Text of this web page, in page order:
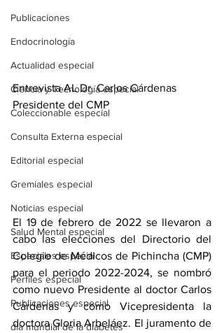
Publicaciones
Endocrinología
Actualidad especial
Ciencia y Tecnología especial
Coleccionable especial
Consulta Externa especial
Editorial especial
Gremiales especial
Noticias especial
Salud Mental especial
Especiales especial
Perfiles especial
Publicaciones especial
dia mundial de la diabetes
Entrevista AL Dr. Carlos Cárdenas
Presidente del CMP
El 19 de febrero de 2022 se llevaron a
cabo las elecciones del Directorio del
Colegio de Médicos de Pichincha (CMP)
para el periodo 2022-2024, se nombró
como nuevo Presidente al doctor Carlos
Cárdenas y como Vicepresidenta la
doctora Gloria Arbeláez. El juramento de